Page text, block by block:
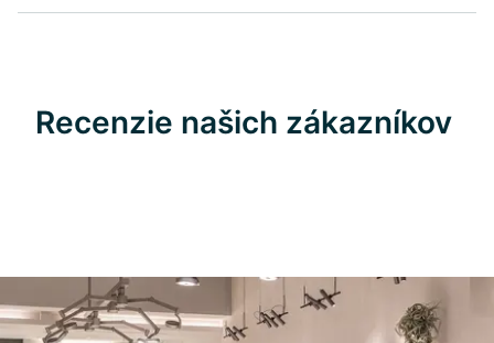
Recenzie našich zákazníkov